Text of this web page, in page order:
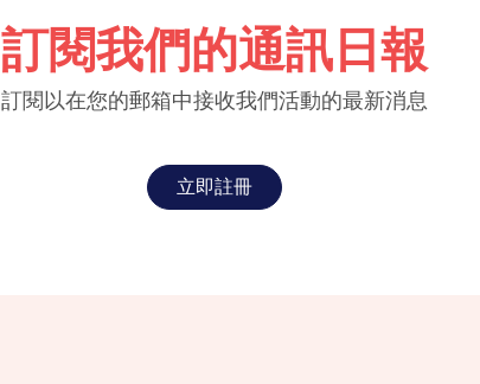
訂閱我們的通訊日報
訂閱以在您的郵箱中接收我們活動的最新消息
立即註冊